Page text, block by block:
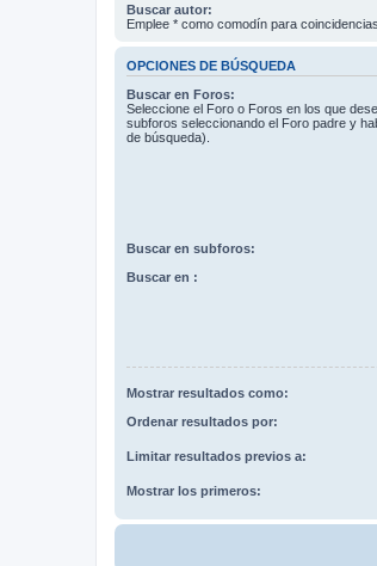
Buscar autor:
Emplee * como comodín para
OPCIONES DE BÚSQUEDA
Buscar en Foros:
Seleccione el Foro o Foros en los que
subforos seleccionando el Foro padre y
de búsqueda).
Buscar en subforos:
Buscar en :
Mostrar resultados como:
Ordenar resultados por:
Limitar resultados previos a:
Mostrar los primeros: